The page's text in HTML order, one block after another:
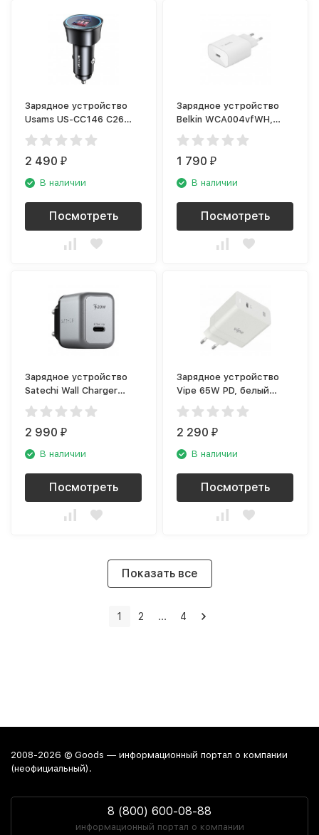
Зарядное устройство
Usams US-CC146 С26
Fast Car Charger, чёрный
2 490₽
В наличии
Посмотреть
Зарядное устройство
Belkin WCA004vfWH,
белый (USB Type-C)
1 790₽
В наличии
Посмотреть
Зарядное устройство
Satechi Wall Charger
(USB-C PD), серый
космос
2 990₽
В наличии
Посмотреть
Зарядное устройство
Vipe 65W PD, белый
(VPTST65WWHI)
2 290₽
В наличии
Посмотреть
Показать все
1 2 ... 4
2008-2026 © Goods — информационный портал о компании
(неофициальный).
8 (800) 600-08-88
информационный портал о компании